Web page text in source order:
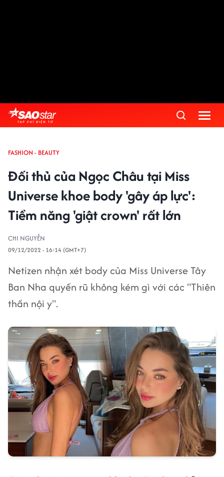
FASHION - BEAUTY
Đối thủ của Ngọc Châu tại Miss
Universe khoe body 'gây áp lực':
Tiềm năng 'giật crown' rất lớn
CHI NGUYỄN
09/12/2022 - 16:14 (GMT+7)
Netizen nhận xét body của Miss Universe Tây
Ban Nha quyến rũ không kém gì với các "Thiên
thần nội y".